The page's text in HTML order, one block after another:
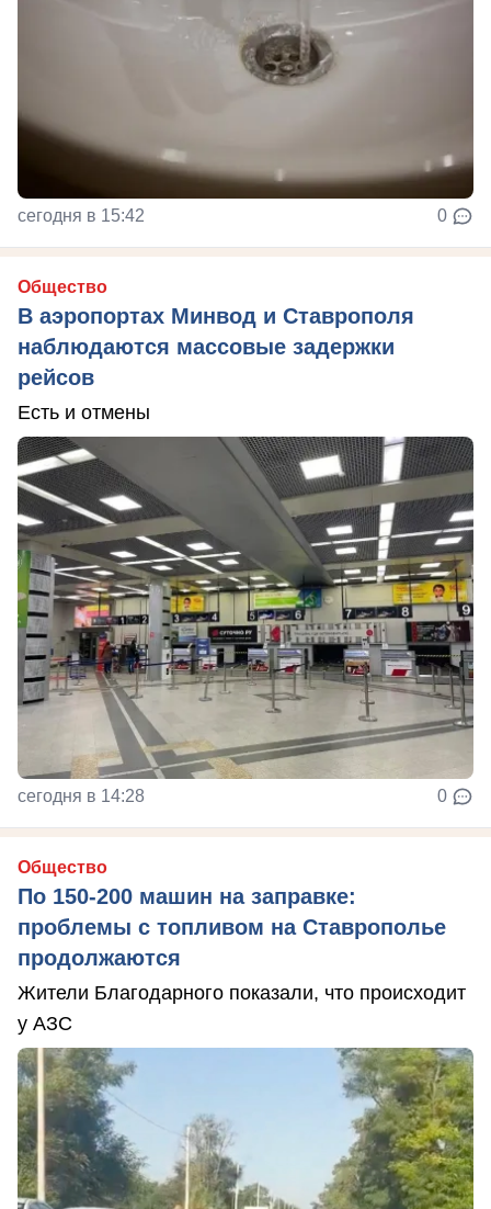
сегодня в 15:42 0
Общество
В аэропортах Минвод и Ставрополя
наблюдаются массовые задержки
рейсов
Есть и отмены
сегодня в 14:28 0
Общество
По 150-200 машин на заправке:
проблемы с топливом на Ставрополье
продолжаются
Жители Благодарного показали, что происходит
у АЗС